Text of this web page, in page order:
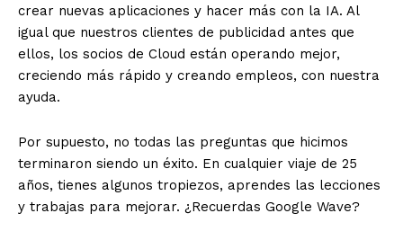
crear nuevas aplicaciones y hacer más con la IA. Al
igual que nuestros clientes de publicidad antes que
ellos, los socios de Cloud están operando mejor,
creciendo más rápido y creando empleos, con nuestra
ayuda.
Por supuesto, no todas las preguntas que hicimos
terminaron siendo un éxito. En cualquier viaje de 25
años, tienes algunos tropiezos, aprendes las lecciones
y trabajas para mejorar. ¿Recuerdas Google Wave?